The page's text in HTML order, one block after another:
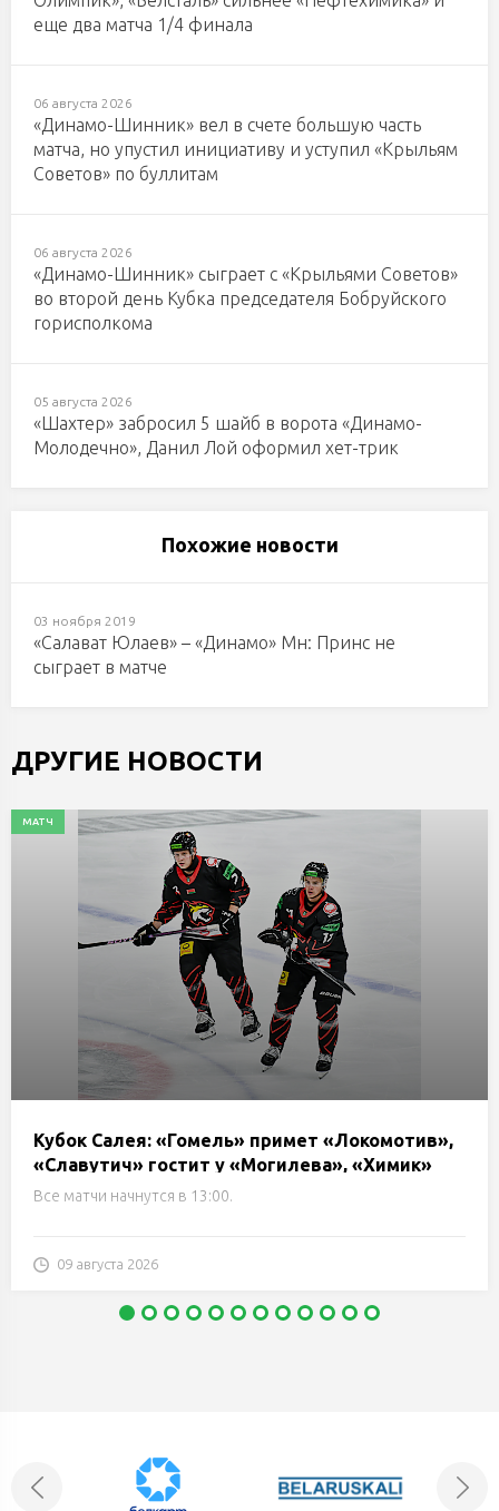
еще два матча 1/4 финала
06 августа 2026
«Динамо-Шинник» вел в счете большую часть
матча, но упустил инициативу и уступил «Крыльям
Советов» по буллитам
06 августа 2026
«Динамо-Шинник» сыграет с «Крыльями Советов»
во второй день Кубка председателя Бобруйского
горисполкома
05 августа 2026
«Шахтер» забросил 5 шайб в ворота «Динамо-
Молодечно», Данил Лой оформил хет-трик
Похожие новости
03 ноября 2019
«Салават Юлаев» – «Динамо» Мн: Принс не
сыграет в матче
ДРУГИЕ НОВОСТИ
МАТЧ
Кубок Салея: «Гомель» примет «Локомотив»,
«Славутич» гостит у «Могилева», «Химик»
сразится с «Металлургом». Трансляции и
Все матчи начнутся в 13:00.
09 августа 2026